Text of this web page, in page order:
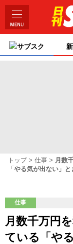
サブスク
トップ 仕事
月数
「やる気が出ない」
仕事
月数千万円
ている「や